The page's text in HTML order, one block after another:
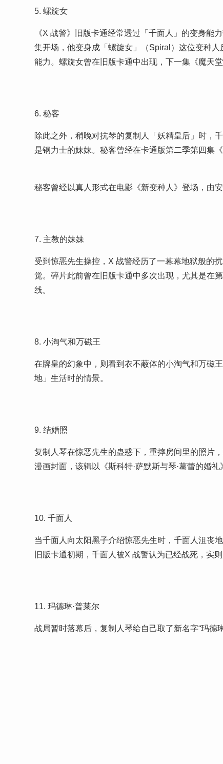
5. 螺旋女
《X 战警》旧版卡通经常透过「千面人」的变身能
集开场，他变身成「螺旋女」（Spiral）这位变种
能力。螺旋女曾在旧版卡通中出现，下一集《魔天
6. 秘客
除此之外，稍晚对抗琴的复制人「妖精皇后」时，
是钢力士的妹妹。秘客曾经在卡通版第二季第四集
秘客曾经以真人形式在电影《新变种人》登场，由
7. 主教的妹妹
受到惊恶先生操控，X 战警经历了一幕幕地狱般的
觉。碎片此前曾在旧版卡通中多次出现，尤其是在
线。
8. 小淘气和万磁王
在牌皇的幻象中，则看到衣不蔽体的小淘气和万磁
地」生活时的情景。
9. 结婚照
复制人琴在惊恶先生的蛊惑下，重摔房间里的照片
漫画封面，该辑以《斯科特·萨默斯与琴·葛蕾的婚礼
10. 千面人
当千面人向太阳黑子介绍惊恶先生时，千面人沮丧
旧版卡通初期，千面人被X 战警认为已经战死，实
11. 玛德琳·普莱尔
战局暂时落幕后，复制人琴给自己取了新名字“玛德